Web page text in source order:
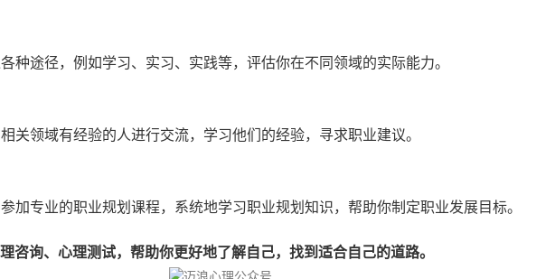
种途径，例如学习、实习、实践等，评估你在不同领域的实际能力。
关领域有经验的人进行交流，学习他们的经验，寻求职业建议。
加专业的职业规划课程，系统地学习职业规划知识，帮助你制定职业发展目标。
咨询、心理测试，帮助你更好地了解自己，找到适合自己的道路。